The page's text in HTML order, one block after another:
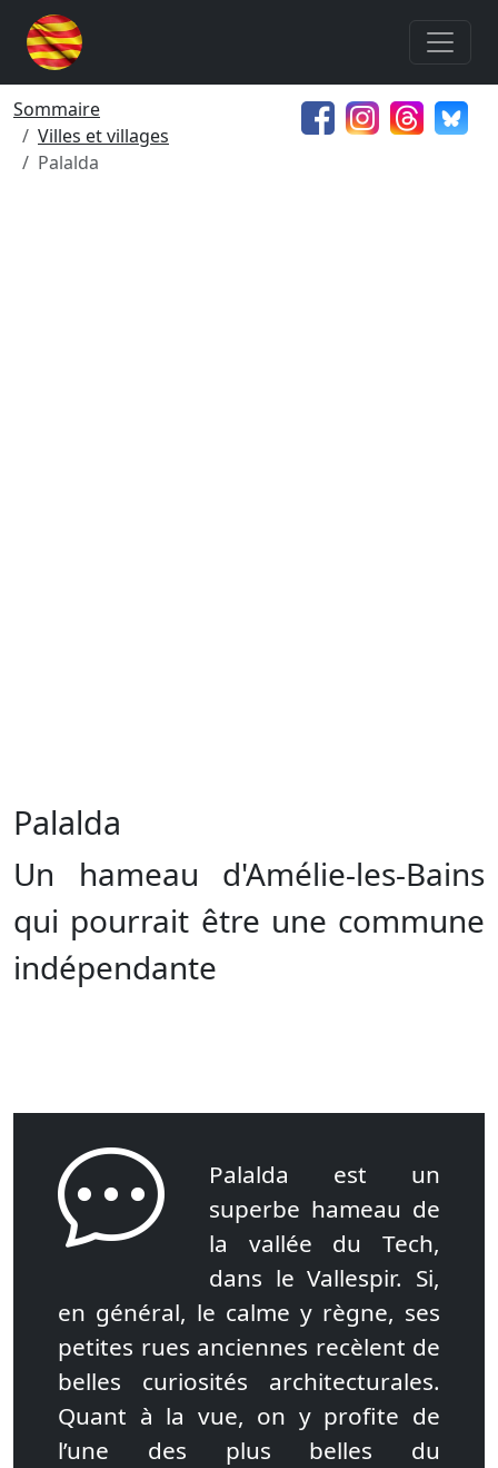
Sommaire
Villes et villages
Palalda
Palalda
Un hameau d'Amélie-les-Bains
qui pourrait être une commune
indépendante
Palalda est un
superbe hameau de
la vallée du Tech,
dans le Vallespir. Si,
en général, le calme y règne, ses
petites rues anciennes recèlent de
belles curiosités architecturales.
Quant à la vue, on y profite de
l’une des plus belles du